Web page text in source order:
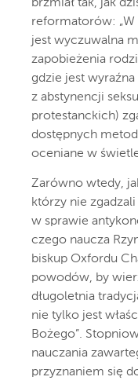
brzmiał tak, jak
reformatorów: „W
jest wyczuwalna
zapobieżenia
gdzie jest
z abstynencji
protestanckich)
dostępnych
oceniane w
Zarówno wtedy,
którzy nie
w sprawie
czego naucza
biskup Oxfordu
powodów, by
długoletnia
nie tylko jest
Bożego”.
nauczania
przyznaniem się